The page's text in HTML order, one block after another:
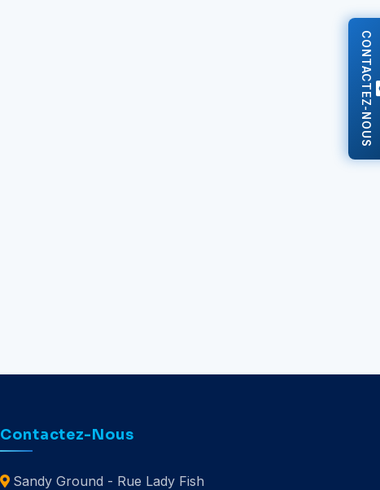
CONTACTEZ-NOUS
Contactez-Nous
Sandy Ground - Rue Lady Fish